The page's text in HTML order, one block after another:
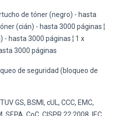
de tóner (negro) - hasta
(cián) - hasta 3000 páginas ¦
hasta 3000 páginas ¦ 1 x
3000 páginas
de seguridad (bloqueo de
GS, BSMI, cUL, CCC, EMC,
SEPA, CoC, CISPR 22:2008, IEC